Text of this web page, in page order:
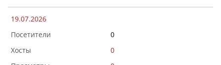
19.07.2026
0
0